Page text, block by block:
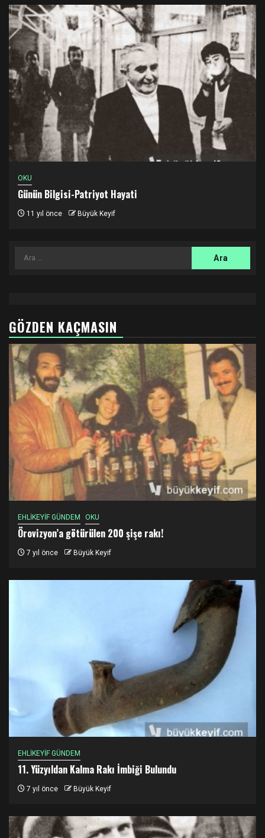
OKU
Günün Bilgisi-Patriyot Hayati
11 yıl önce Büyük Keyif
Arama:
GÖZDEN KAÇMASIN
EHLİKEYİF GÜNDEM OKU
Örovizyon’a götürülen 200 şişe rakı!
7 yıl önce Büyük Keyif
EHLİKEYİF GÜNDEM
11. Yüzyıldan Kalma Rakı İmbiği Bulundu
7 yıl önce Büyük Keyif